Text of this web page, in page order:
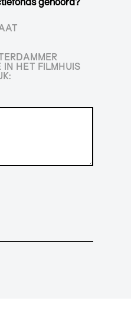
IN HET FILMHUIS